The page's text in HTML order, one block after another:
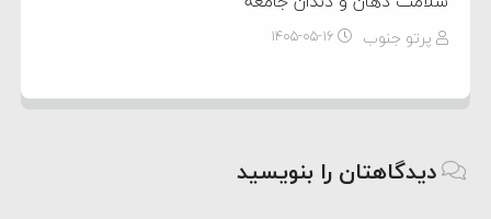
پرتو جنوب ۱۴۰۵-۰۵-۱۶
دیدگاهتان را بنویسید